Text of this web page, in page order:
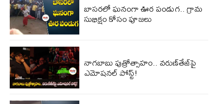
బాసరలో ఘనంగా ఊర పండుగ.. గ్రామ
సుభిక్షం కోసం పూజలు
నాగ‌బాబు పుత్రోత్సాహం.. వ‌రుణ్‌తేజ్‌పై
ఎమోష‌న‌ల్ పోస్ట్!